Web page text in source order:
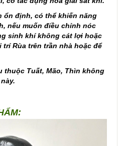
ổn định, có thể khiến năng
nếu muốn điều chỉnh nóc
sinh khí không cát lợi hoặc
Rùa trên trần nhà hoặc để
thuộc Tuất, Mão, Thìn không